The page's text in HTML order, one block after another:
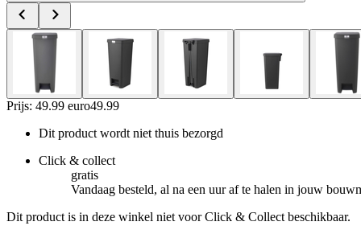
Prijs: 49.99 euro49.99
Dit product wordt niet thuis bezorgd
Click & collect
gratis
Vandaag besteld, al na een uur af te halen in jouw
Dit product is in deze winkel niet voor Click & Collect beschikbaar.